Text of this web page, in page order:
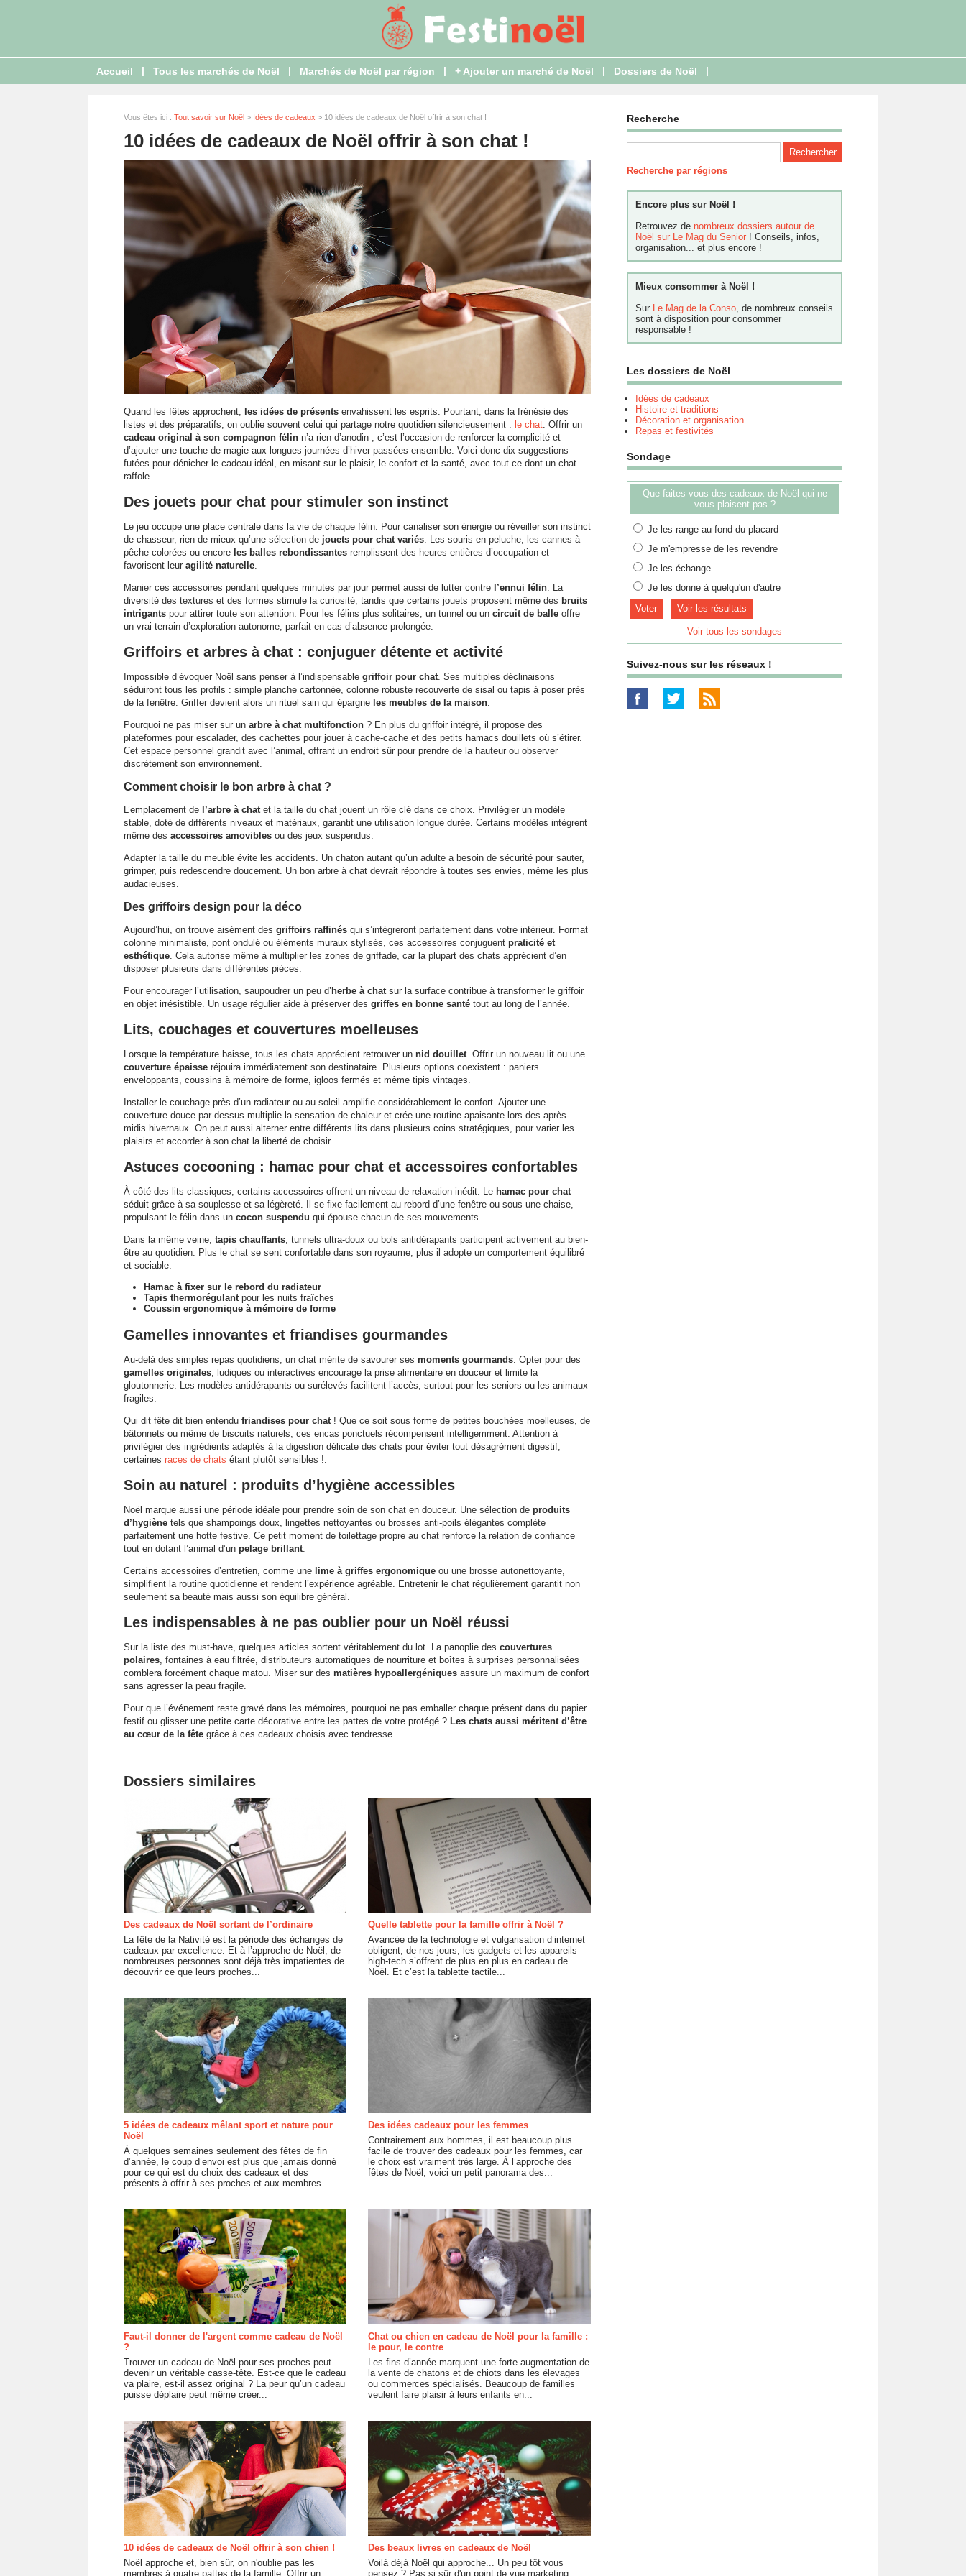
Accueil | Tous les marchés de Noël | Marchés de Noël par région | + Ajouter un marché de Noël | Dossiers de Noël |
Vous êtes ici : Tout savoir sur Noël > Idées de cadeaux > 10 idées de cadeaux de Noël offrir à son chat !
10 idées de cadeaux de Noël offrir à son chat !
Quand les fêtes approchent, les idées de présents envahissent les esprits. Pourtant, dans la frénésie des
listes et des préparatifs, on oublie souvent celui qui partage notre quotidien silencieusement : le chat. Offrir un
cadeau original à son compagnon félin n’a rien d’anodin ; c’est l’occasion de renforcer la complicité et
d’ajouter une touche de magie aux longues journées d’hiver passées ensemble. Voici donc dix suggestions
futées pour dénicher le cadeau idéal, en misant sur le plaisir, le confort et la santé, avec tout ce dont un chat
raffole.
Des jouets pour chat pour stimuler son instinct
Le jeu occupe une place centrale dans la vie de chaque félin. Pour canaliser son énergie ou réveiller son instinct
de chasseur, rien de mieux qu’une sélection de jouets pour chat variés. Les souris en peluche, les cannes à
pêche colorées ou encore les balles rebondissantes remplissent des heures entières d’occupation et
favorisent leur agilité naturelle.
Manier ces accessoires pendant quelques minutes par jour permet aussi de lutter contre l’ennui félin. La
diversité des textures et des formes stimule la curiosité, tandis que certains jouets proposent même des bruits
intrigants pour attirer toute son attention. Pour les félins plus solitaires, un tunnel ou un circuit de balle offre
un vrai terrain d’exploration autonome, parfait en cas d’absence prolongée.
Griffoirs et arbres à chat : conjuguer détente et activité
Impossible d’évoquer Noël sans penser à l’indispensable griffoir pour chat. Ses multiples déclinaisons
séduiront tous les profils : simple planche cartonnée, colonne robuste recouverte de sisal ou tapis à poser près
de la fenêtre. Griffer devient alors un rituel sain qui épargne les meubles de la maison.
Pourquoi ne pas miser sur un arbre à chat multifonction ? En plus du griffoir intégré, il propose des
plateformes pour escalader, des cachettes pour jouer à cache-cache et des petits hamacs douillets où s’étirer.
Cet espace personnel grandit avec l’animal, offrant un endroit sûr pour prendre de la hauteur ou observer
discrètement son environnement.
Comment choisir le bon arbre à chat ?
L’emplacement de l’arbre à chatet la taille du chat jouent un rôle clé dans ce choix. Privilégier un modèle
stable, doté de différents niveaux et matériaux, garantit une utilisation longue durée. Certains modèles intègrent
même des accessoires amovibles ou des jeux suspendus.
Adapter la taille du meuble évite les accidents. Un chaton autant qu’un adulte a besoin de sécurité pour sauter,
grimper, puis redescendre doucement. Un bon arbre à chat devrait répondre à toutes ses envies, même les plus
audacieuses.
Des griffoirs design pour la déco
Aujourd’hui, on trouve aisément des griffoirs raffinés qui s’intégreront parfaitement dans votre intérieur. Format
colonne minimaliste, pont ondulé ou éléments muraux stylisés, ces accessoires conjuguent praticité et
esthétique. Cela autorise même à multiplier les zones de griffade, car la plupart des chats apprécient d’en
disposer plusieurs dans différentes pièces.
Pour encourager l’utilisation, saupoudrer un peu d’ herbe à chatsur la surface contribue à transformer le griffoir
en objet irrésistible. Un usage régulier aide à préserver des griffes en bonne santé tout au long de l’année.
Lits, couchages et couvertures moelleuses
Lorsque la température baisse, tous les chats apprécient retrouver un nid douillet. Offrir un nouveau lit ou une
couverture épaisse réjouira immédiatement son destinataire. Plusieurs options coexistent : paniers
enveloppants, coussins à mémoire de forme, igloos fermés et même tipis vintages.
Installer le couchage près d’un radiateur ou au soleil amplifie considérablement le confort. Ajouter une
couverture douce par-dessus multiplie la sensation de chaleur et crée une routine apaisante lors des après-
midis hivernaux. On peut aussi alterner entre différents lits dans plusieurs coins stratégiques, pour varier les
plaisirs et accorder à son chat la liberté de choisir.
Astuces cocooning : hamac pour chat et accessoires confortables
À côté des lits classiques, certains accessoires offrent un niveau de relaxation inédit. Le hamac pour chat
séduit grâce à sa souplesse et sa légèreté. Il se fixe facilement au rebord d’une fenêtre ou sous une chaise,
propulsant le félin dans un cocon suspendu qui épouse chacun de ses mouvements.
Dans la même veine, tapis chauffants, tunnels ultra-doux ou bols antidérapants participent activement au bien-
être au quotidien. Plus le chat se sent confortable dans son royaume, plus il adopte un comportement équilibré
et sociable.
Hamac à fixer sur le rebord du radiateur
Tapis thermorégulantpour les nuits fraîches
Coussin ergonomique à mémoire de forme
Gamelles innovantes et friandises gourmandes
Au-delà des simples repas quotidiens, un chat mérite de savourer ses moments gourmands. Opter pour des
gamelles originales, ludiques ou interactives encourage la prise alimentaire en douceur et limite la
gloutonnerie. Les modèles antidérapants ou surélevés facilitent l’accès, surtout pour les seniors ou les animaux
fragiles.
Qui dit fête dit bien entendu friandises pour chat! Que ce soit sous forme de petites bouchées moelleuses, de
bâtonnets ou même de biscuits naturels, ces encas ponctuels récompensent intelligemment. Attention à
privilégier des ingrédients adaptés à la digestion délicate des chats pour éviter tout désagrément digestif,
certaines races de chats étant plutôt sensibles !.
Soin au naturel : produits d’hygiène accessibles
Noël marque aussi une période idéale pour prendre soin de son chat en douceur. Une sélection de produits
d’hygiène tels que shampoings doux, lingettes nettoyantes ou brosses anti-poils élégantes complète
parfaitement une hotte festive. Ce petit moment de toilettage propre au chat renforce la relation de confiance
tout en dotant l’animal d’un pelage brillant.
Certains accessoires d’entretien, comme une lime à griffes ergonomique ou une brosse autonettoyante,
simplifient la routine quotidienne et rendent l’expérience agréable. Entretenir le chat régulièrement garantit non
seulement sa beauté mais aussi son équilibre général.
Les indispensables à ne pas oublier pour un Noël réussi
Sur la liste des must-have, quelques articles sortent véritablement du lot. La panoplie des couvertures
polaires, fontaines à eau filtrée, distributeurs automatiques de nourriture et boîtes à surprises personnalisées
comblera forcément chaque matou. Miser sur des matières hypoallergéniques assure un maximum de confort
sans agresser la peau fragile.
Pour que l’événement reste gravé dans les mémoires, pourquoi ne pas emballer chaque présent dans du papier
festif ou glisser une petite carte décorative entre les pattes de votre protégé ? Les chats aussi méritent d’être
au cœur de la fête grâce à ces cadeaux choisis avec tendresse.
Dossiers similaires
Des cadeaux de Noël sortant de l’ordinaire
La fête de la Nativité est la période des échanges de
cadeaux par excellence. Et à l’approche de Noël, de
nombreuses personnes sont déjà très impatientes de
découvrir ce que leurs proches...
Quelle tablette pour la famille offrir à Noël ?
Avancée de la technologie et vulgarisation d’internet
obligent, de nos jours, les gadgets et les appareils
high-tech s’offrent de plus en plus en cadeau de
Noël. Et c’est la tablette tactile...
5 idées de cadeaux mêlant sport et nature pour
Noël
À quelques semaines seulement des fêtes de fin
d’année, le coup d’envoi est plus que jamais donné
pour ce qui est du choix des cadeaux et des
présents à offrir à ses proches et aux membres...
Des idées cadeaux pour les femmes
Contrairement aux hommes, il est beaucoup plus
facile de trouver des cadeaux pour les femmes, car
le choix est vraiment très large. À l’approche des
fêtes de Noël, voici un petit panorama des...
Faut-il donner de l'argent comme cadeau de Noël
?
Trouver un cadeau de Noël pour ses proches peut
devenir un véritable casse-tête. Est-ce que le cadeau
va plaire, est-il assez original ? La peur qu’un cadeau
puisse déplaire peut même créer...
Chat ou chien en cadeau de Noël pour la famille :
le pour, le contre
Les fins d’année marquent une forte augmentation de
la vente de chatons et de chiots dans les élevages
ou commerces spécialisés. Beaucoup de familles
veulent faire plaisir à leurs enfants en...
10 idées de cadeaux de Noël offrir à son chien !
Noël approche et, bien sûr, on n'oublie pas les
membres à quatre pattes de la famille. Offrir un
Des beaux livres en cadeaux de Noël
Voilà déjà Noël qui approche... Un peu tôt vous
pensez ? Pas si sûr d'un point de vue marketing
Recherche
Recherche par régions
Encore plus sur Noël !
Retrouvez de nombreux dossiers autour de
Noël sur Le Mag du Senior ! Conseils, infos,
organisation... et plus encore !
Mieux consommer à Noël !
Sur Le Mag de la Conso, de nombreux conseils
sont à disposition pour consommer
responsable !
Les dossiers de Noël
Idées de cadeaux
Histoire et traditions
Décoration et organisation
Repas et festivités
Sondage
Que faites-vous des cadeaux de Noël qui ne
vous plaisent pas ?
Je les range au fond du placard
Je m'empresse de les revendre
Je les échange
Je les donne à quelqu'un d'autre
Voir les résultats
Voir tous les sondages
Suivez-nous sur les réseaux !